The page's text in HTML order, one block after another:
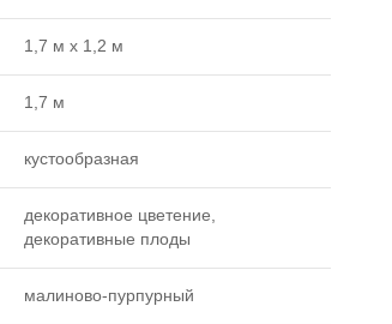
1,7 м х 1,2 м
1,7 м
кустообразная
декоративное цветение,
декоративные плоды
малиново-пурпурный